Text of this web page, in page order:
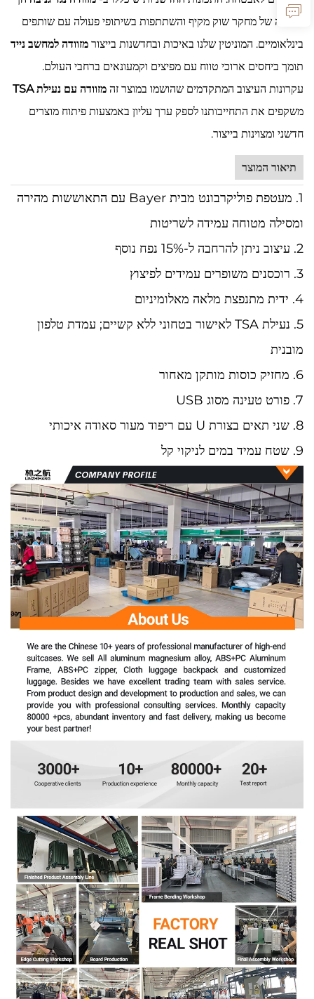
תוצאה של מחקר שוק מקיף והשתתפות בשיתופי פעולה עם שותפים
בינלאומיים. המוניטין שלנו באיכות ובחדשנות בייצור מזוודה למחשב נייד
תומך ביחסים ארוכי טווח עם מפיצים וקמעונאים ברחבי העולם.
עקרונות העיצוב המתקדמים שהושמו במוצר זה מזוודה עם נעילת TSA
משקפים את התחייבותנו לספק ערך עליון באמצעות פיתוח מוצרים
חדשני ומצוינות בייצור.
תיאור המוצר
1. מעטפת פוליקרבונט מבית Bayer עם התאוששות מהירה
ומסילה מטוחה עמידה לשריטות
2. עיצוב ניתן להרחבה ל-15% נפח נוסף
3. רוכסנים משופרים עמידים לפיצוץ
4. ידית מתנפצת מלאה מאלומיניום
5. נעילת TSA לאישור בטחוני ללא קשיים; עמדת טלפון
מובנית
6. מחזיק כוסות מותקן מאחור
7. פורט טעינה מסוג USB
8. שני תאים בצורת U עם ריפוד מעור סאודה איכותי
9. שטח עמיד במים לניקוי קל